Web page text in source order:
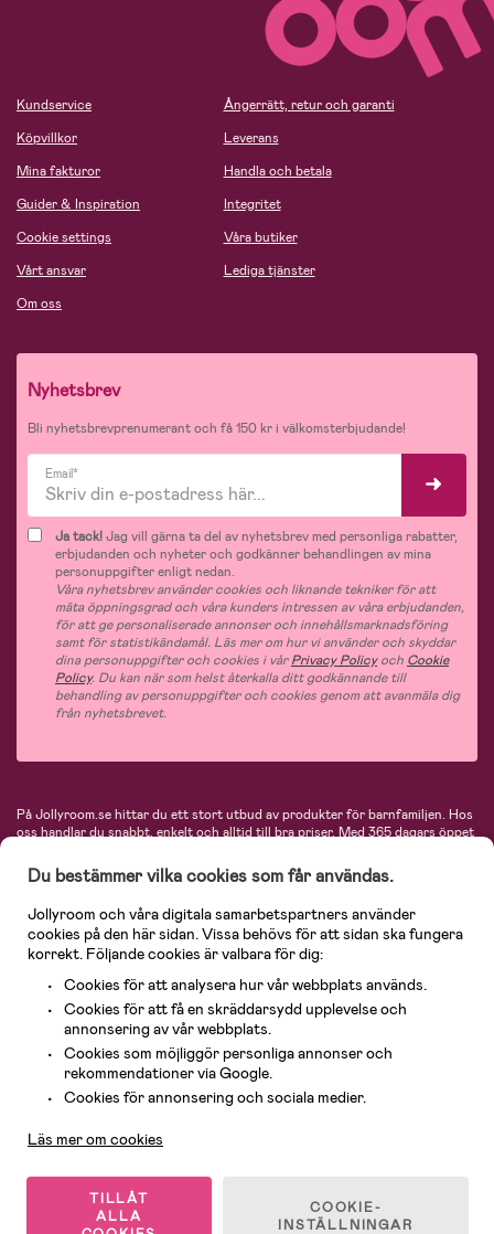
Kundservice
Köpvillkor
Mina fakturor
Guider & Inspiration
Cookie settings
Vårt ansvar
Om oss
Ångerrätt, retur och garanti
Leverans
Handla och betala
Integritet
Våra butiker
Lediga tjänster
Nyhetsbrev
Bli nyhetsbrevprenumerant och få 150 kr i välkomsterbjudande!
Email*
Ja tack!Jag vill gärna ta del av nyhetsbrev med personliga rabatter,
erbjudanden och nyheter och godkänner behandlingen av mina
personuppgifter enligt nedan.
Våra nyhetsbrev använder cookies och liknande tekniker för att
mäta öppningsgrad och våra kunders intressen av våra erbjudanden,
för att ge personaliserade annonser och innehållsmarknadsföring
samt för statistikändamål. Läs mer om hur vi använder och skyddar
dina personuppgifter och cookies i vårPrivacy Policyoch Cookie
Policy. Du kan när som helst återkalla ditt godkännande till
behandling av personuppgifter och cookies genom att avanmäla dig
från nyhetsbrevet.
På Jollyroom.se hittar du ett stort utbud av produkter för barnfamiljen. Hos
oss handlar du snabbt, enkelt och alltid till bra priser.Med 365 dagars öppet
hos oss. I vårt sortiment hittar du barnvagnar, bilstolar, kläder för barn och
baby, produkter för mamman, massor av inspirerande inredning, leksaker,
babyprodukter och mycket mer. Vi erbjuder produkter från välkända
varumärken så som Britax, Maxi-Cosi, Baby Jogger, BabyBjörn, Didriksons,
KidKraft, Ergobaby, Philips Avent, Neonate, Cybex, LEGO och många fler.
Välkommen in och kika runt i Nordens största barn- och babybutik på nätet!
© 2026 Jollyroom AB. Alla rättigheter reserverade.
Du bestämmer vilka cookies som får användas.
Jollyroom och våra digitala samarbetspartners använder
cookies på den här sidan. Vissa behövs för att sidan ska fungera
korrekt. Följande cookies är valbara för dig:
Cookies för att analysera hur vår webbplats används.
Cookies för att få en skräddarsydd upplevelse och
annonsering av vår webbplats.
Cookies som möjliggör personliga annonser och
rekommendationer via Google.
Cookies för annonsering och sociala medier.
Läs mer om cookies
TILLÅT
ALLA
COOKIE-
INSTÄLLNINGAR